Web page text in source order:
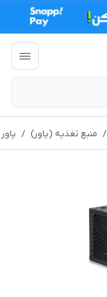
/ منبع تغذیه (پاور) /